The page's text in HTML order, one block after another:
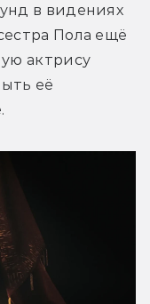
в видениях
Пола ещё
актрису
её